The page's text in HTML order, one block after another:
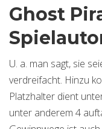
Ghost
U. a. man sagt, sie
verdreifacht. Hinzu
Platzhalter dient
unter anderem 4